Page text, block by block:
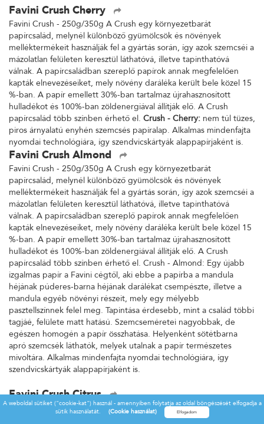
Favini Crush Cherry
Favini Crush - 250g/350g A Crush egy környezetbarát
papírcsalád, melynél különböző gyümölcsök és növények
melléktermékeit használják fel a gyártás során, így azok szemcséi a
mázolatlan felületen keresztül láthatóvá, illetve tapinthatóvá
válnak. A papírcsaládban szereplő papírok annak megfelelően
kapták elnevezéseiket, mely növény daráléka került bele közel 15
%-ban. A papír emellett 30%-ban tartalmaz újrahasznosított
hulladékot és 100%-ban zöldenergiával állítják elő. A Crush
papírcsalád több színben érhető el. Crush - Cherry: nem túl tüzes,
piros árnyalatú enyhén szemcsés papíralap. Alkalmas mindenfajta
nyomdai technológiára, így szendvicskártyák alappapírjaként is.
Favini Crush Almond
Favini Crush - 250g/350g A Crush egy környezetbarát
papírcsalád, melynél különböző gyümölcsök és növények
melléktermékeit használják fel a gyártás során, így azok szemcséi a
mázolatlan felületen keresztül láthatóvá, illetve tapinthatóvá
válnak. A papírcsaládban szereplő papírok annak megfelelően
kapták elnevezéseiket, mely növény daráléka került bele közel 15
%-ban. A papír emellett 30%-ban tartalmaz újrahasznosított
hulladékot és 100%-ban zöldenergiával állítják elő. A Crush
papírcsalád több színben érhető el. Crush - Almond: Egy újabb
izgalmas papír a Favini cégtől, aki ebbe a papírba a mandula
héjának púderes-barna héjának darálékat csempészte, illetve a
mandula egyéb növényi részeit, mely egy mélyebb
pasztellszínnek felel meg. Tapintása érdesebb, mint a család többi
tagjáé, felülete matt hatású. Szemcseméretei nagyobbak, de
egészen homogén a papír összhatása. Helyenként sötétbarna
apró szemcsék láthatók, melyek utalnak a papír természetes
mivoltára. Alkalmas mindenfajta nyomdai technológiára, így
szendvicskártyák alappapírjaként is.
Favini Crush Citrus
Favini Crush - 250g/350g A Crush egy környezetbarát
papírcsalád, melynél különböző gyümölcsök és növények
A weboldal sütiket ("cookie-kat") használ - amennyiben folytatja az oldal böngészését elfogadja a
sütik használatát.
(Cookie használat)